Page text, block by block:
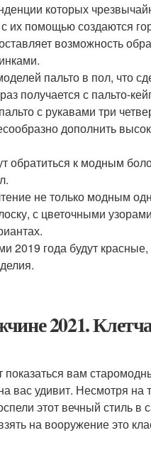
которых
их помощью создаются
возможность
пальто в пол, что
получается с пальто-
с рукавами три
дополнить
к модным
не только модным
с цветочными
2019 года будут
2021.
показаться вам
удивит. Несмотря на
этот вечный стиль
на вооружение это